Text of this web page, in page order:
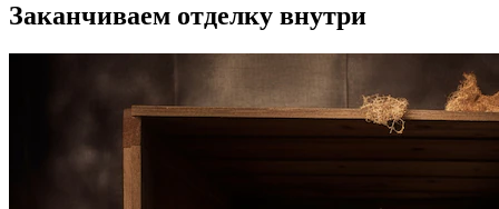
Заканчиваем отделку внутри